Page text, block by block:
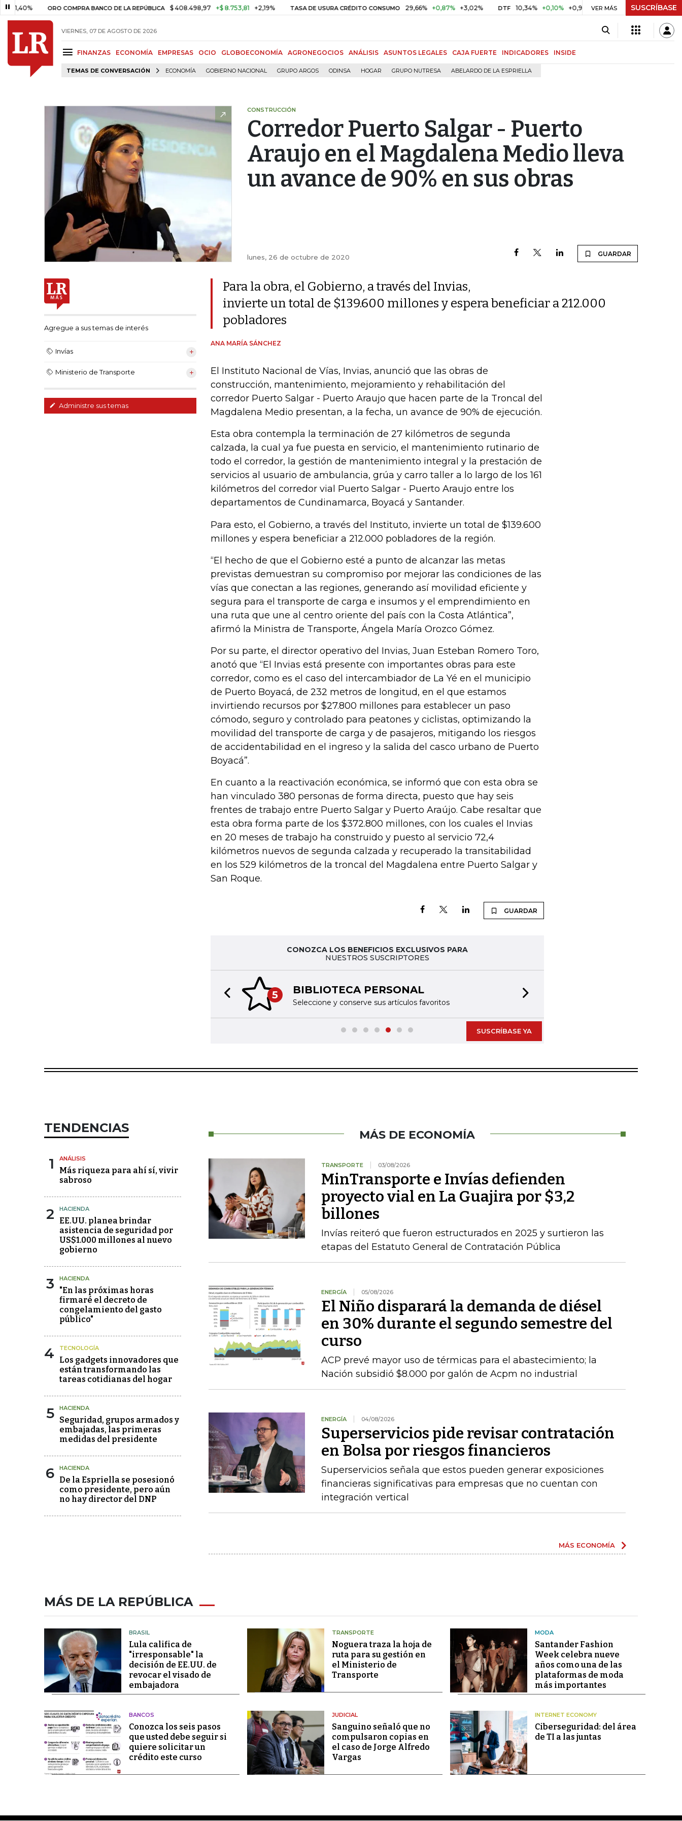
ORO COMPRA BANCO DE LA REPÚBLICA $ 408.498,97 +$ 8.753,81 +2,19% TASA DE USURA CRÉDITO CONSUMO 29,66% +0,87% +3,02% DTF 10,34% +0,10% +0,98% UVR $ 416,96 +$ 0,05 +0,01%
VER MÁS SUSCRÍBASE
VIERNES, 07 DE AGOSTO DE 2026
FINANZAS ECONOMÍA EMPRESAS OCIO GLOBOECONOMÍA AGRONEGOCIOS ANÁLISIS ASUNTOS LEGALES CAJA FUERTE INDICADORES INSIDE
TEMAS DE CONVERSACIÓN ECONOMÍA GOBIERNO NACIONAL GRUPO ARGOS ODINSA HOGAR GRUPO NUTRESA ABELARDO DE LA ESPRIELLA
CONSTRUCCIÓN
Corredor Puerto Salgar - Puerto
Araujo en el Magdalena Medio lleva
un avance de 90% en sus obras
lunes, 26 de octubre de 2020 GUARDAR
Agregue a sus temas de interés
Invías
Ministerio de Transporte
Administre sus temas
Para la obra, el Gobierno, a través del Invias,
invierte un total de $139.600 millones y espera beneficiar a 212.000
pobladores
ANA MARÍA SÁNCHEZ
El Instituto Nacional de Vías, Invias, anunció que las obras de
construcción, mantenimiento, mejoramiento y rehabilitación del
corredor Puerto Salgar - Puerto Araujo que hacen parte de la Troncal del
Magdalena Medio presentan, a la fecha, un avance de 90% de ejecución.
Esta obra contempla la terminación de 27 kilómetros de segunda
calzada, la cual ya fue puesta en servicio, el mantenimiento rutinario de
todo el corredor, la gestión de mantenimiento integral y la prestación de
servicios al usuario de ambulancia, grúa y carro taller a lo largo de los 161
kilómetros del corredor vial Puerto Salgar - Puerto Araujo entre los
departamentos de Cundinamarca, Boyacá y Santander.
Para esto, el Gobierno, a través del Instituto, invierte un total de $139.600
millones y espera beneficiar a 212.000 pobladores de la región.
“El hecho de que el Gobierno esté a punto de alcanzar las metas
previstas demuestran su compromiso por mejorar las condiciones de las
vías que conectan a las regiones, generando así movilidad eficiente y
segura para el transporte de carga e insumos y el emprendimiento en
una ruta que une al centro oriente del país con la Costa Atlántica”,
afirmó la Ministra de Transporte, Ángela María Orozco Gómez.
Por su parte, el director operativo del Invias, Juan Esteban Romero Toro,
anotó que “El Invias está presente con importantes obras para este
corredor, como es el caso del intercambiador de La Yé en el municipio
de Puerto Boyacá, de 232 metros de longitud, en el que estamos
invirtiendo recursos por $27.800 millones para establecer un paso
cómodo, seguro y controlado para peatones y ciclistas, optimizando la
movilidad del transporte de carga y de pasajeros, mitigando los riesgos
de accidentabilidad en el ingreso y la salida del casco urbano de Puerto
Boyacá”.
En cuanto a la reactivación económica, se informó que con esta obra se
han vinculado 380 personas de forma directa, puesto que hay seis
frentes de trabajo entre Puerto Salgar y Puerto Araújo. Cabe resaltar que
esta obra forma parte de los $372.800 millones, con los cuales el Invias
en 20 meses de trabajo ha construido y puesto al servicio 72,4
kilómetros nuevos de segunda calzada y recuperado la transitabilidad
en los 529 kilómetros de la troncal del Magdalena entre Puerto Salgar y
San Roque.
GUARDAR
CONOZCA LOS BENEFICIOS EXCLUSIVOS PARA
NUESTROS SUSCRIPTORES
5 BIBLIOTECA PERSONAL
Seleccione y conserve sus artículos favoritos
Previous slide
SUSCRÍBASE YA
TENDENCIAS
1 ANÁLISIS
Más riqueza para ahí sí, vivir
sabroso
2 HACIENDA
EE.UU. planea brindar
asistencia de seguridad por
US$1.000 millones al nuevo
gobierno
3 HACIENDA
"En las próximas horas
firmaré el decreto de
congelamiento del gasto
público"
4 TECNOLOGÍA
Los gadgets innovadores que
están transformando las
tareas cotidianas del hogar
5 HACIENDA
Seguridad, grupos armados y
embajadas, las primeras
medidas del presidente
6 HACIENDA
De la Espriella se posesionó
como presidente, pero aún
no hay director del DNP
MÁS DE ECONOMÍA
TRANSPORTE 03/08/2026
MinTransporte e Invías defienden
proyecto vial en La Guajira por $3,2
billones
Invías reiteró que fueron estructurados en 2025 y surtieron las
etapas del Estatuto General de Contratación Pública
ENERGÍA 05/08/2026
El Niño disparará la demanda de diésel
en 30% durante el segundo semestre del
curso
ACP prevé mayor uso de térmicas para el abastecimiento; la
Nación subsidió $8.000 por galón de Acpm no industrial
ENERGÍA 04/08/2026
Superservicios pide revisar contratación
en Bolsa por riesgos financieros
Superservicios señala que estos pueden generar exposiciones
financieras significativas para empresas que no cuentan con
integración vertical
MÁS ECONOMÍA
MÁS DE LA REPÚBLICA
BRASIL
Lula califica de
"irresponsable" la
decisión de EE.UU. de
revocar el visado de
embajadora
TRANSPORTE
Noguera traza la hoja de
ruta para su gestión en
el Ministerio de
Transporte
MODA
Santander Fashion
Week celebra nueve
años como una de las
plataformas de moda
más importantes
BANCOS
Conozca los seis pasos
que usted debe seguir si
quiere solicitar un
crédito este curso
JUDICIAL
Sanguino señaló que no
compulsaron copias en
el caso de Jorge Alfredo
Vargas
INTERNET ECONOMY
Ciberseguridad: del área
de TI a las juntas